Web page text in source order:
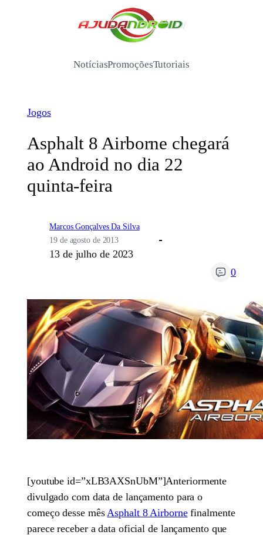
/
NotíciasPromoçõesTutoriais
Jogos
Asphalt 8 Airborne chegará
ao Android no dia 22
quinta-feira
Marcos Gonçalves Da Silva
19 de agosto de 2013
13 de julho de 2023
0
[youtube id=”xLB3AXSnUbM”]Anteriormente
divulgado com data de lançamento para o
começo desse mês Asphalt 8 Airbornefinalmente
parece receber a data oficial de lançamento que